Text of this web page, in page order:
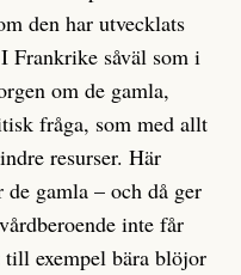
den har utvecklats
Frankrike såväl som i
om de gamla,
fråga, som med allt
resurser. Här
de gamla – och då ger
inte får
exempel bära blöjor